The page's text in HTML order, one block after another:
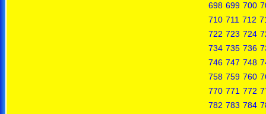
698 699 700
710 711 712
722 723 724
734 735 736
746 747 748
758 759 760
770 771 772
782 783 784